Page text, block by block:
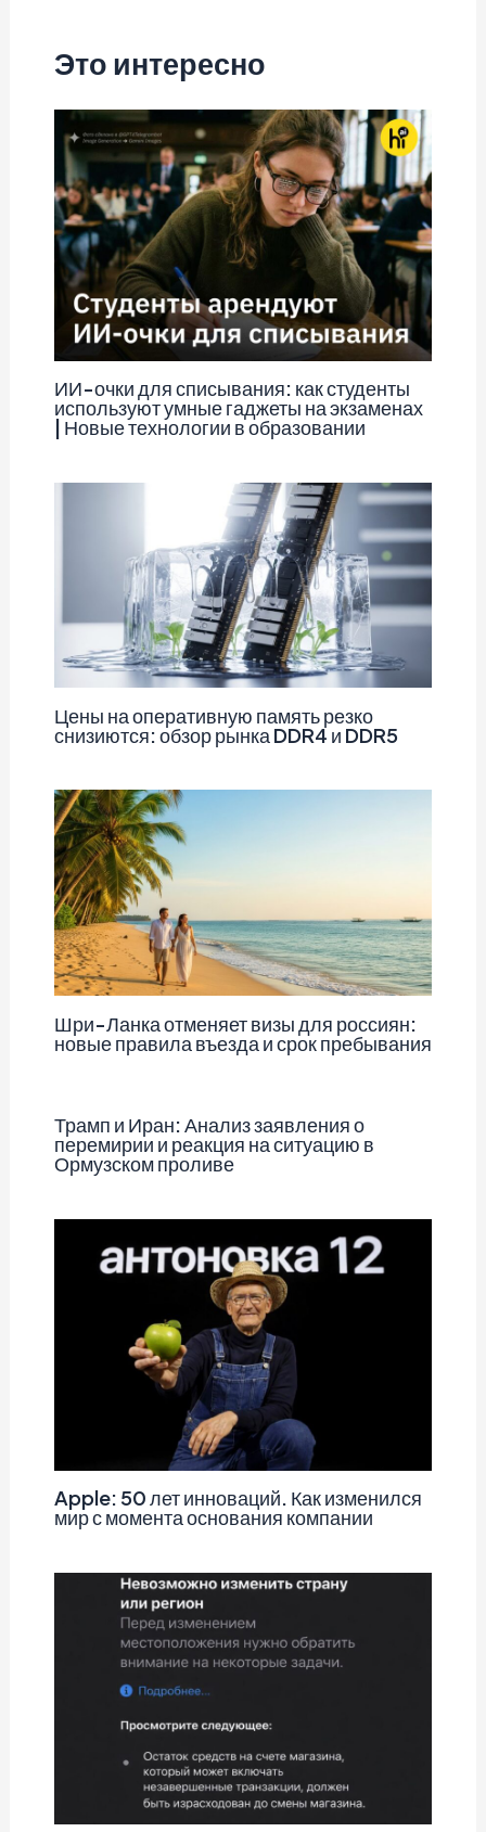
Это интересно
ИИ-очки для списывания: как студенты
используют умные гаджеты на экзаменах
| Новые технологии в образовании
Цены на оперативную память резко
снизиются: обзор рынка DDR4 и DDR5
Шри-Ланка отменяет визы для россиян:
новые правила въезда и срок пребывания
Трамп и Иран: Анализ заявления о
перемирии и реакция на ситуацию в
Ормузском проливе
Apple: 50 лет инноваций. Как изменился
мир с момента основания компании